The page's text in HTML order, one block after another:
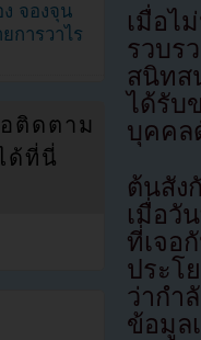
เมื่อไ
รวบร
สนิทส
ได้รับ
บุคคล
ต้นสัง
เมื่อวั
ที่เจอ
ประโ
ว่ากำ
ข้อมูล
จองจุน
การวาไร
ติดตาม
ด้ที่นี่